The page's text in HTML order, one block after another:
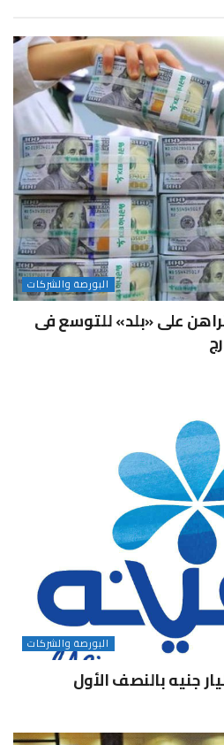
البورصة والشركات
على «بلد» للتوسع فى
البورصة والشركات